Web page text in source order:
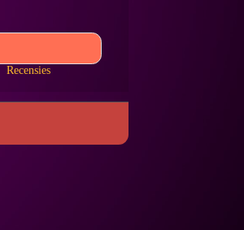
Recensies